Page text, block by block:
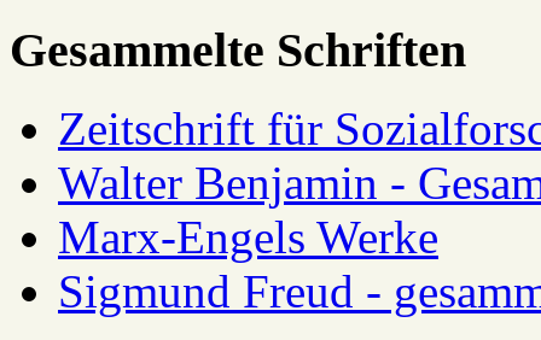
Gesammelte Schriften
Zeitschrift für
Walter Benjamin -
Marx-Engels Werke
Sigmund Freud -